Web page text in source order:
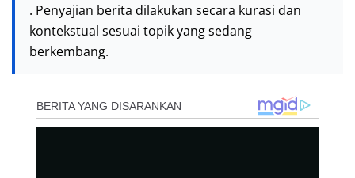
. Penyajian berita dilakukan secara kurasi dan
kontekstual sesuai topik yang sedang
berkembang.